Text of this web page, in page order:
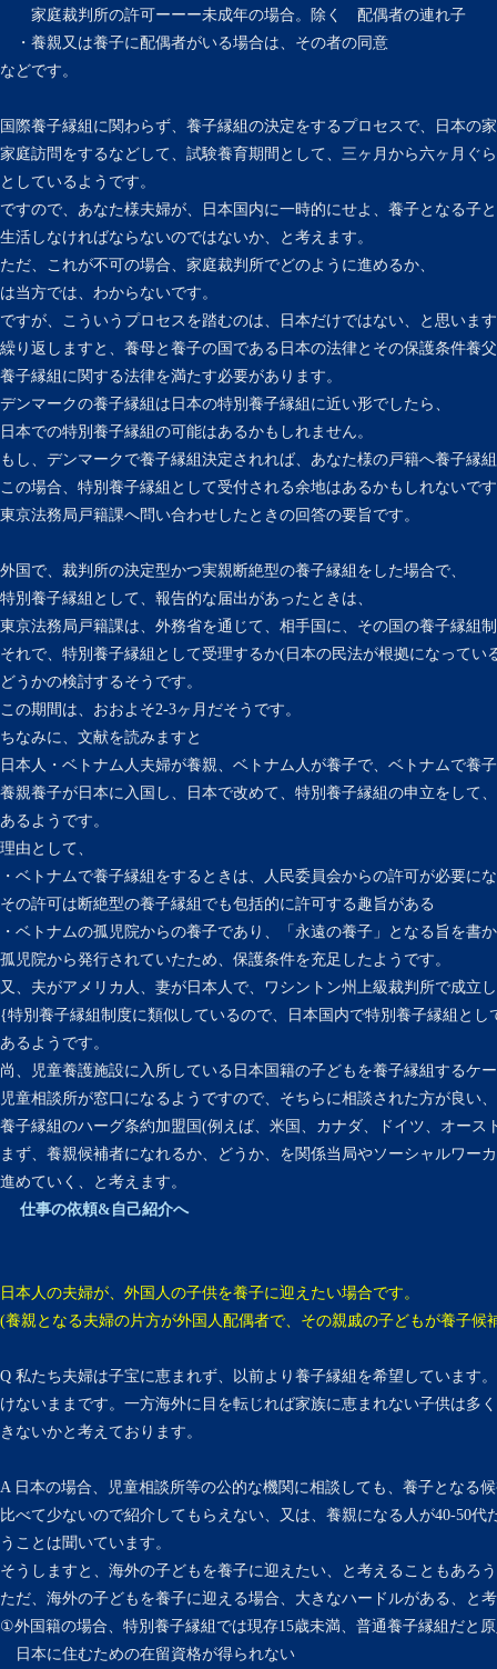
家庭裁判所の許可ーーー未成年の場合。除く 配偶者の連れ子
・養親又は養子に配偶者がいる場合は、その者の同意
などです。
国際養子縁組に関わらず、養子縁組の決定をするプロセスで、日本の
家庭訪問をするなどして、試験養育期間として、三ヶ月から六ヶ月ぐ
としているようです。
ですので、あなた様夫婦が、日本国内に一時的にせよ、養子となる子
生活しなければならないのではないか、と考えます。
ただ、これが不可の場合、家庭裁判所でどのように進めるか、
は当方では、わからないです。
ですが、こういうプロセスを踏むのは、日本だけではない、と思いま
繰り返しますと、養母と養子の国である日本の法律とその保護条件養
養子縁組に関する法律を満たす必要があります。
デンマークの養子縁組は日本の特別養子縁組に近い形でしたら、
日本での特別養子縁組の可能はあるかもしれません。
もし、デンマークで養子縁組決定されれば、あなた様の戸籍へ養子縁
この場合、特別養子縁組として受付される余地はあるかもしれないで
東京法務局戸籍課へ問い合わせしたときの回答の要旨です。
外国で、裁判所の決定型かつ実親断絶型の養子縁組をした場合で、
特別養子縁組として、報告的な届出があったときは、
東京法務局戸籍課は、外務省を通じて、相手国に、その国の養子縁組
それで、特別養子縁組として受理するか(日本の民法が根拠になってい
どうかの検討するそうです。
この期間は、おおよそ2-3ヶ月だそうです。
ちなみに、文献を読みますと
日本人・ベトナム人夫婦が養親、ベトナム人が養子で、ベトナムで養
養親養子が日本に入国し、日本で改めて、特別養子縁組の申立をして
あるようです。
理由として、
・ベトナムで養子縁組をするときは、人民委員会からの許可が必要に
その許可は断絶型の養子縁組でも包括的に許可する趣旨がある
・ベトナムの孤児院からの養子であり、「永遠の養子」となる旨を書
孤児院から発行されていたため、保護条件を充足したようです。
又、夫がアメリカ人、妻が日本人で、ワシントン州上級裁判所で成立
{特別養子縁組制度に類似しているので、日本国内で特別養子縁組とし
あるようです。
尚、児童養護施設に入所している日本国籍の子どもを養子縁組するケ
児童相談所が窓口になるようですので、そちらに相談された方が良い
養子縁組のハーグ条約加盟国(例えば、米国、カナダ、ドイツ、オース
まず、養親候補者になれるか、どうか、を関係当局やソーシャルワー
進めていく、と考えます。
仕事の依頼&自己紹介へ
日本人の夫婦が、外国人の子供を養子に迎えたい場合です。
(養親となる夫婦の片方が外国人配偶者で、その親戚の子どもが養子候
Q 私たち夫婦は子宝に恵まれず、以前より養子縁組を希望しています
けないままです。一方海外に目を転じれば家族に恵まれない子供は多
きないかと考えております。
A 日本の場合、児童相談所等の公的な機関に相談しても、養子となる
比べて少ないので紹介してもらえない、又は、養親になる人が40-50
うことは聞いています。
そうしますと、海外の子どもを養子に迎えたい、と考えることもあろ
ただ、海外の子どもを養子に迎える場合、大きなハードルがある、と
①外国籍の場合、特別養子縁組では現存15歳未満、普通養子縁組だと
日本に住むための在留資格が得られない